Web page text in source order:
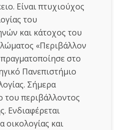
Είναι πτυχιούχος
του
και κάτοχος του
«Περιβάλλον
στο
Πανεπιστήμιο
Σήμερα
του περιβάλλοντος
Ενδιαφέρεται
οικολογίας και